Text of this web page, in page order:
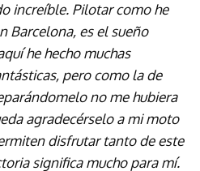
increíble. Pilotar como he
Barcelona, es el sueño
he hecho muchas
pero como la de
no me hubiera
agradecérselo a mi moto
disfrutar tanto de este
significa mucho para mí.